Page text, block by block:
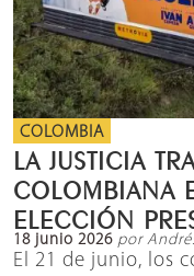
COLOMBIA
LA JUSTICIA
COLOMBIANA
ELECCIÓN
18 junio 2026 por
El 21 de junio, los